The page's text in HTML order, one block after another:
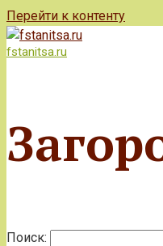
Перейти к контенту
fstanitsa.ru
Поиск: